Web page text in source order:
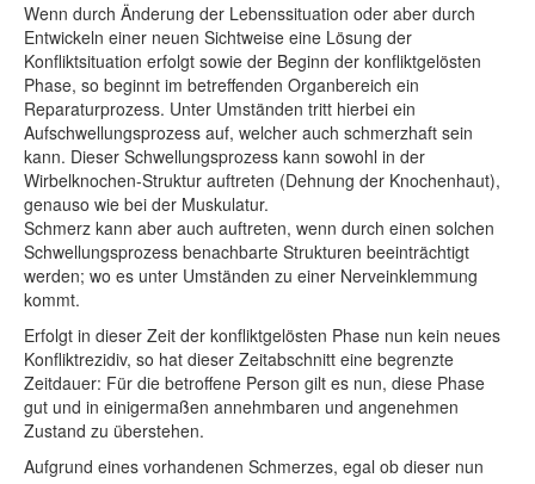
Wenn durch Änderung der Lebenssituation oder aber durch
Entwickeln einer neuen Sichtweise eine Lösung der
Konfliktsituation erfolgt sowie der Beginn der konfliktgelösten
Phase, so beginnt im betreffenden Organbereich ein
Reparaturprozess. Unter Umständen tritt hierbei ein
Aufschwellungsprozess auf, welcher auch schmerzhaft sein
kann. Dieser Schwellungsprozess kann sowohl in der
Wirbelknochen-Struktur auftreten (Dehnung der Knochenhaut),
genauso wie bei der Muskulatur.
Schmerz kann aber auch auftreten, wenn durch einen solchen
Schwellungsprozess benachbarte Strukturen beeinträchtigt
werden; wo es unter Umständen zu einer Nerveinklemmung
kommt.
Erfolgt in dieser Zeit der konfliktgelösten Phase nun kein neues
Konfliktrezidiv, so hat dieser Zeitabschnitt eine begrenzte
Zeitdauer: Für die betroffene Person gilt es nun, diese Phase
gut und in einigermaßen annehmbaren und angenehmen
Zustand zu überstehen.
Aufgrund eines vorhandenen Schmerzes, egal ob dieser nun